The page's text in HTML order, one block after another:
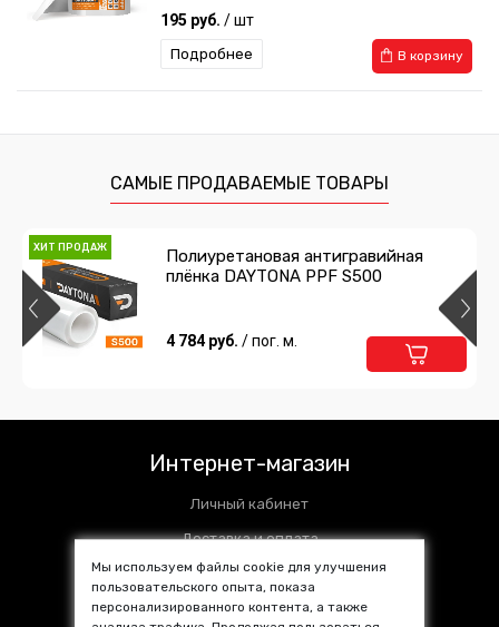
195 руб. / шт
В корзину
Подробнее
полиуретан DAYTONA PPF H300
834 руб./ шт
Защитная лента гибридный
204 руб./ шт
В корзину
полиуретан DAYTONA PPF H300
ширина 3см
234 руб./ шт
В корзину
Подробнее
САМЫЕ ПРОДАВАЕМЫЕ ТОВАРЫ
ХИТ ПРОДАЖ
Полиуретановая антигравийная
плёнка DAYTONA PPF S500
4 784 руб. / пог. м.
Интернет-магазин
Личный кабинет
Доставка и оплата
Установочные центры
Контакты
Мы используем файлы cookie для улучшения
пользовательского опыта, показа
персонализированного контента, а также